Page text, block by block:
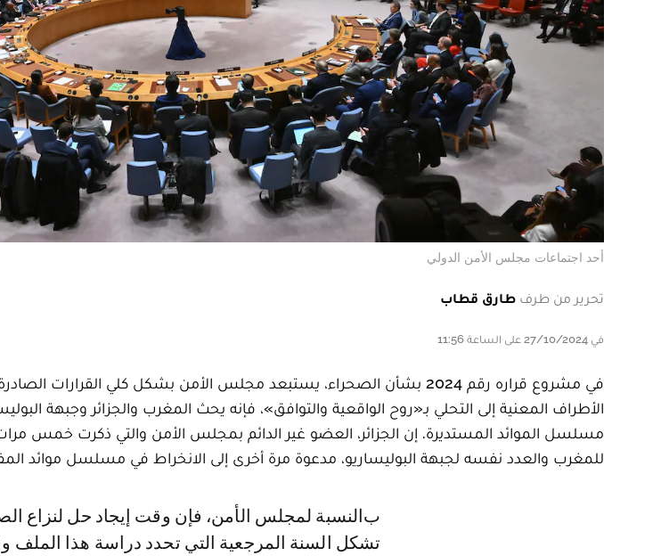
أحد اجتماعات مجلس الأمن الدولي
تحرير من طرف طارق قطاب
في 27/10/2024 على الساعة 11:56
الأطراف المعنية إلى التحلي بـ«روح الواقعية والتوافق»، فإنه يحث المغرب والجزائر وجبهة
للمغرب والعدد نفسه لجبهة البوليساريو، مدعوة مرة أخرى إلى الانخراط في مسلسل موائد
بالنسبة لمجلس الأمن، فإن وقت إيجاد حل لنزاع الصحراء يبدأ من عام 2007. إذ
تشكل السنة المرجعية التي تحدد دراسة هذا